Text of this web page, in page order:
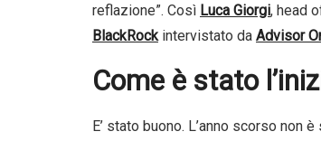
reflazione”. Così Luca Giorgi, head
BlackRock intervistato da Advisor
Come è stato
E’ stato buono. L’anno scorso